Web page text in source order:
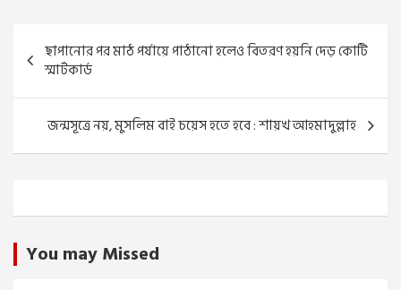
Post
navigation
ছাপানোর পর মাঠ পর্যায়ে পাঠানো হলেও বিতরণ হয়নি দেড় কোটি
স্মার্টকার্ড
জন্মসূত্রে নয়, মুসলিম বাই চয়েস হতে হবে : শায়খ আহমাদুল্লাহ
You may Missed